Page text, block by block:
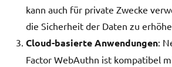
kann auch für private Zwecke
die Sicherheit der Daten zu
Cloud-basierte Anwendungen:
Factor WebAuthn ist kompatibel